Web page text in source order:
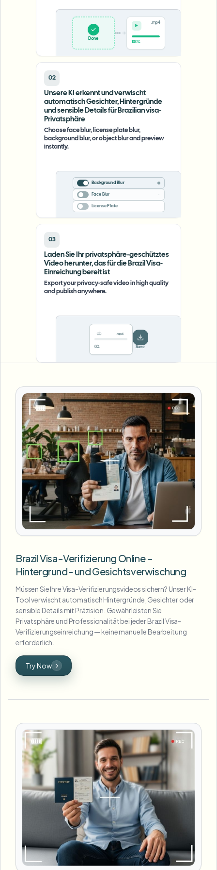
Upload
02
Unsere KI erkennt und verwischt
automatisch Gesichter, Hintergründe
und sensible Details für Brazilian visa-
Privatsphäre
Choose face blur, license plate blur,
background blur, or object blur and preview
instantly.
Background Blur
Face Blur
License Plate
03
Laden Sie Ihr privatsphäre-geschütztes
Video herunter, das für die Brazil Visa-
Einreichung bereit ist
Export your privacy-safe video in high quality
and publish anywhere.
.mp4
78% ···
Brazil Visa-Verifizierung Online –
Hintergrund- und Gesichtsverwischung
Müssen Sie Ihre Visa-Verifizierungsvideos sichern? Unser KI-
Tool verwischt automatisch Hintergründe, Gesichter oder
sensible Details mit Präzision. Gewährleisten Sie
Privatsphäre und Professionalität bei jeder Brazil Visa-
Verifizierungseinreichung — keine manuelle Bearbeitung
erforderlich.
Try Now